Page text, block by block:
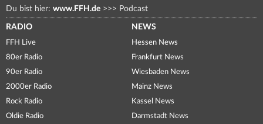
Du bist hier: www.FFH.de >>> Podcast
RADIO
FFH Live
80er Radio
90er Radio
2000er Radio
Rock Radio
Oldie Radio
NEWS
Hessen News
Frankfurt News
Wiesbaden News
Mainz News
Kassel News
Darmstadt News